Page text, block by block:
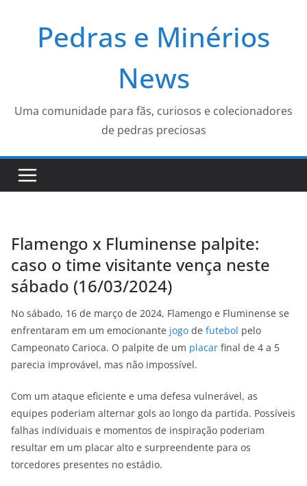
Pedras e Minérios
News
Uma comunidade para fãs, curiosos e colecionadores
de pedras preciosas
Flamengo x Fluminense palpite:
caso o time visitante vença neste
sábado (16/03/2024)
No sábado, 16 de março de 2024, Flamengo e Fluminense se
enfrentaram em um emocionante jogo de futebol pelo
Campeonato Carioca. O palpite de um placar final de 4 a 5
parecia improvável, mas não impossível.
Com um ataque eficiente e uma defesa vulnerável, as
equipes poderiam alternar gols ao longo da partida. Possíveis
falhas individuais e momentos de inspiração poderiam
resultar em um placar alto e surpreendente para os
torcedores presentes no estádio.